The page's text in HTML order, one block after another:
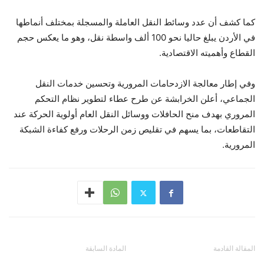
كما كشف أن عدد وسائط النقل العاملة والمسجلة بمختلف أنماطها
في الأردن يبلغ حاليا نحو 100 ألف واسطة نقل، وهو ما يعكس حجم
القطاع وأهميته الاقتصادية.
وفي إطار معالجة الازدحامات المرورية وتحسين خدمات النقل
الجماعي، أعلن الخرابشة عن طرح عطاء لتطوير نظام التحكم
المروري بهدف منح الحافلات ووسائل النقل العام أولوية الحركة عند
التقاطعات، بما يسهم في تقليص زمن الرحلات ورفع كفاءة الشبكة
المرورية.
المادة السابقة المقالة القادمة